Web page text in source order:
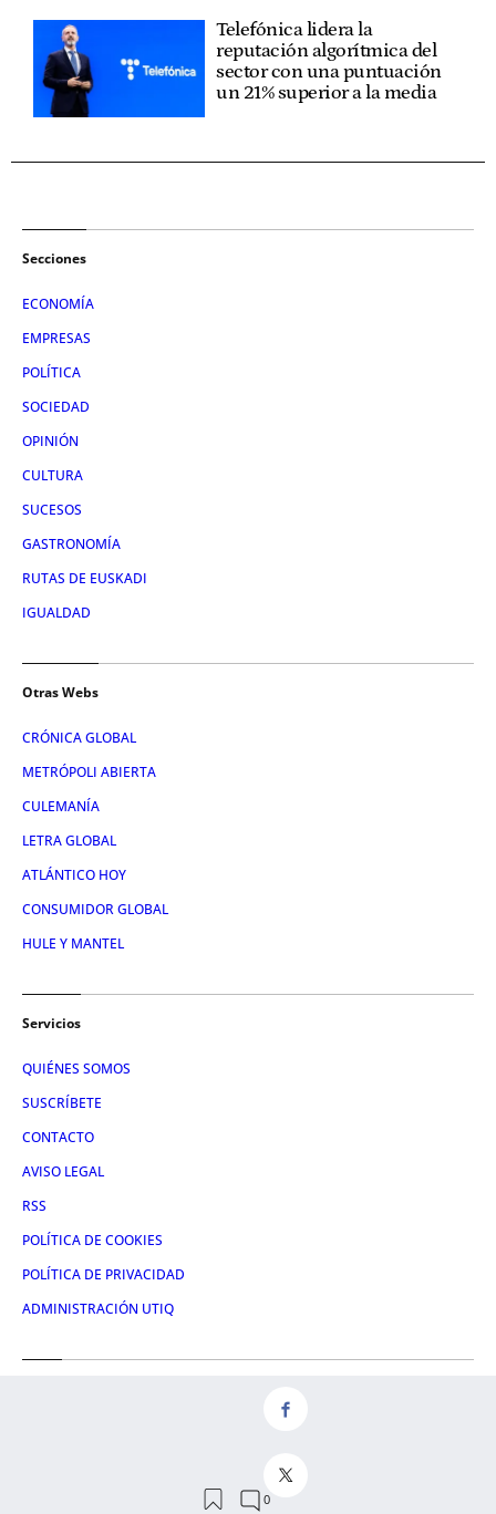
Telefónica lidera la
reputación algorítmica del
sector con una puntuación
un 21% superior a la media
Secciones
ECONOMÍA
EMPRESAS
POLÍTICA
SOCIEDAD
OPINIÓN
CULTURA
SUCESOS
GASTRONOMÍA
RUTAS DE EUSKADI
IGUALDAD
Otras Webs
CRÓNICA GLOBAL
METRÓPOLI ABIERTA
CULEMANÍA
LETRA GLOBAL
ATLÁNTICO HOY
CONSUMIDOR GLOBAL
HULE Y MANTEL
Servicios
QUIÉNES SOMOS
SUSCRÍBETE
CONTACTO
AVISO LEGAL
RSS
POLÍTICA DE COOKIES
POLÍTICA DE PRIVACIDAD
ADMINISTRACIÓN UTIQ